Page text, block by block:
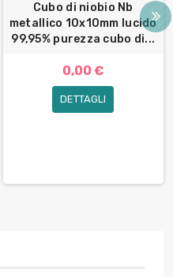
Cubo di niobio Nb
metallico 10x10mm lucido
99,95% purezza cubo di...
0,00 €
DETTAGLI